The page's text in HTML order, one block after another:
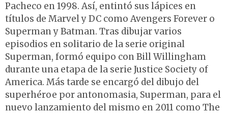
Pacheco en 1998. Así, entintó sus lápices en
títulos de Marvel y DC como Avengers Forever o
Superman y Batman. Tras dibujar varios
episodios en solitario de la serie original
Superman, formó equipo con Bill Willingham
durante una etapa de la serie Justice Society of
America. Más tarde se encargó del dibujo del
superhéroe por antonomasia, Superman, para el
nuevo lanzamiento del mismo en 2011 como The